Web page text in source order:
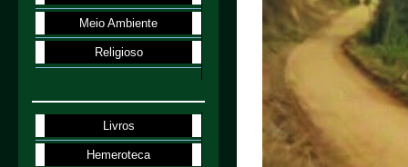
Meio Ambiente
Religioso
Livros
Hemeroteca